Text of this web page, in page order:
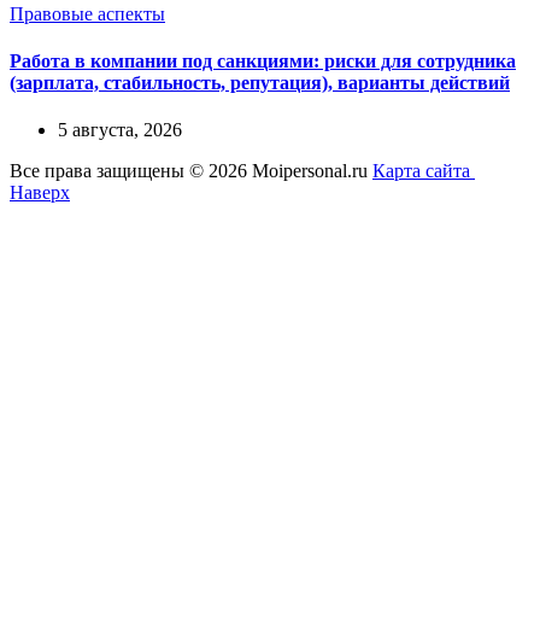
Правовые аспекты
Работа в компании под санкциями: риски для сотрудника
(зарплата, стабильность, репутация), варианты действий
5 августа, 2026
Все права защищены © 2026 Moipersonal.ru Карта сайта
Наверх